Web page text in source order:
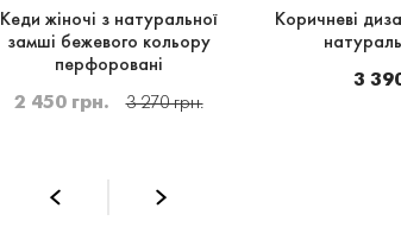
Кеди жіночі з натуральної
замші бежевого кольору
перфоровані
2 450 грн. 3 270 грн.
Коричневі
3